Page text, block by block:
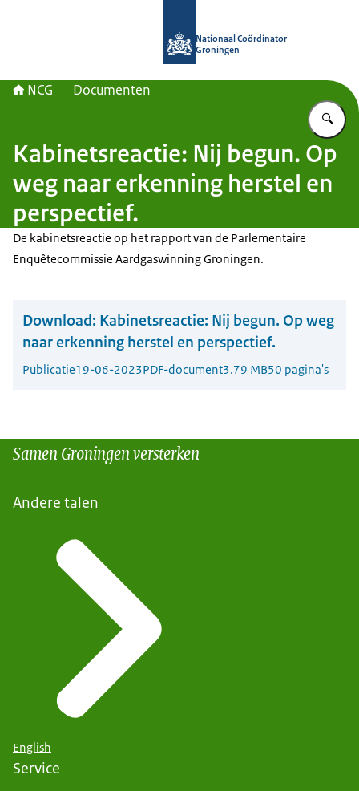
Nationaal Coördinator
Groningen
NCG Documenten
Kabinetsreactie: Nij begun. Op
weg naar erkenning herstel en
perspectief.
De kabinetsreactie op het rapport van de Parlementaire
Enquêtecommissie Aardgaswinning Groningen.
Download: Kabinetsreactie: Nij begun. Op weg
naar erkenning herstel en perspectief.
Publicatie19-06-2023PDF-document3.79 MB50 pagina's
Samen Groningen versterken
Andere talen
English
Service